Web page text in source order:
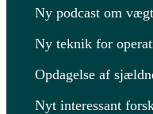
Ny podcast om
Ny teknik for
Opdagelse af
Nyt interessant